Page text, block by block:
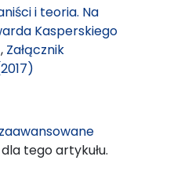
i teoria. Na
Kasperskiego
, Załącznik
dla tego artykułu.